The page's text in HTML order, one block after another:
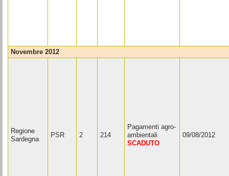
novembre 2012
Regione
Sardegna
PSR 2 214
Pagamenti agro-
ambientali
SCADUTO
09/08/2012